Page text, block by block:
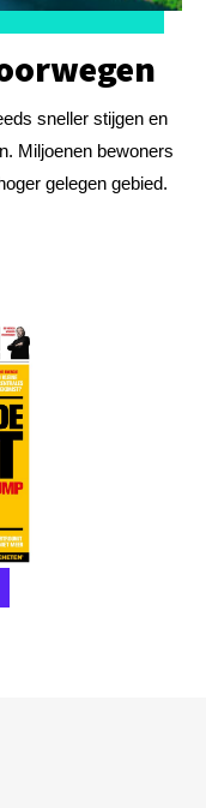
sneller stijgen en
Miljoenen bewoners
gelegen gebied.